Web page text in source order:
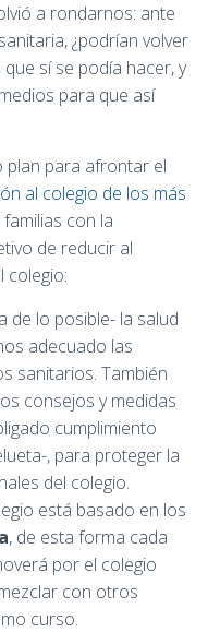
a rondarnos: ante
¿podrían volver
sí se podía hacer, y
para que así
plan para afrontar el
al colegio de los más
con la
de reducir al
colegio:
de lo posible- la salud
adecuado las
sanitarios. También
consejos y medidas
cumplimiento
, para proteger la
del colegio.
está basado en los
, de esta forma cada
por el colegio
con otros
curso.